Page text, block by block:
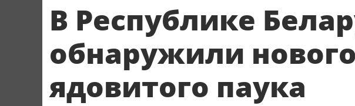
В Республике
обнаружили нового
ядовитого паука